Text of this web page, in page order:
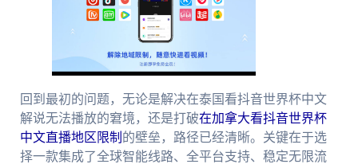
回到最初的问题，无论是解决在泰国看抖音世界杯中文
解说无法播放的窘境，还是打破在加拿大看抖音世界杯
中文直播地区限制 的壁垒，路径已经清晰。关键在于选
择一款集成了全球智能线路、全平台支持、稳定无限流